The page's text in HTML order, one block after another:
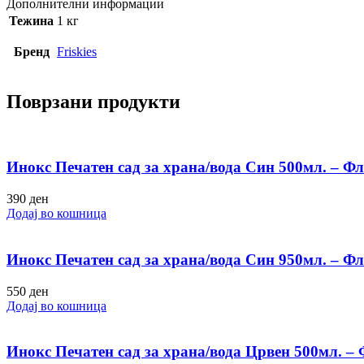
Дополнителни информации
Тежина 1 кг
Бренд Friskies
Поврзани продукти
Инокс Печатен сад за храна/вода Син 500мл. –
390 ден
Додај во кошница
Инокс Печатен сад за храна/вода Син 950мл. –
550 ден
Додај во кошница
Инокс Печатен сад за храна/вода Црвен 500мл. –